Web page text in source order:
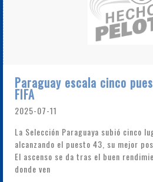
Paraguay escala cinco
FIFA
2025-07-11
La Selección Paraguaya subió cinco
alcanzando el puesto 43, su mejor
El ascenso se da tras el buen
donde ven